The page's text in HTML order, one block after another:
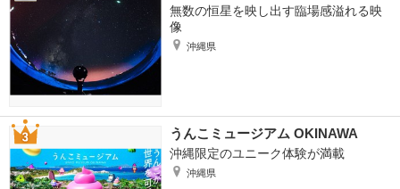
無数の恒星を映し出す臨場感溢れる映
像
沖縄県
うんこミュージアム OKINAWA
沖縄限定のユニーク体験が満載
沖縄県